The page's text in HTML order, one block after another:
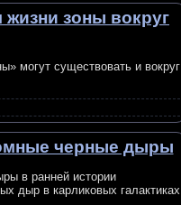
зоны вокруг
могут существовать и вокруг
черные дыры
в ранней истории
дыр в карликовых галактиках